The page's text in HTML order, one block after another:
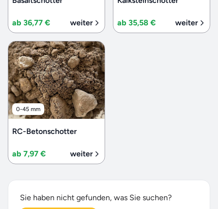
ab 36,77 € weiter ab 35,58 € weiter
0-45 mm
RC-Betonschotter
ab 7,97 € weiter
Sie haben nicht gefunden, was Sie suchen?